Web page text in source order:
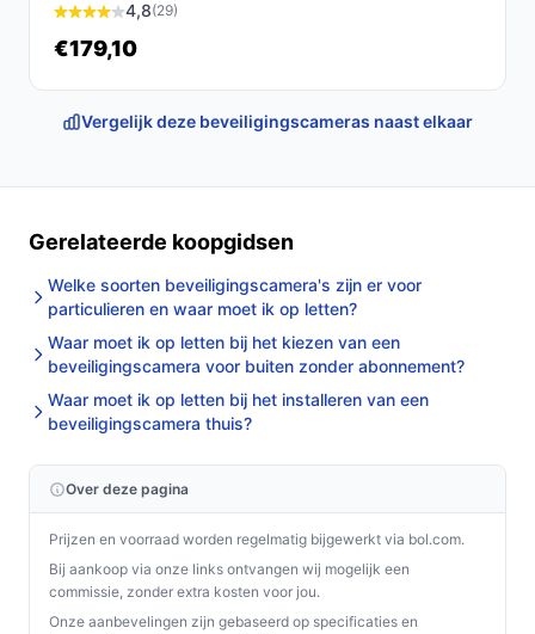
4,8(29)
€179,10
Vergelijk deze beveiligingscameras naast elkaar
Gerelateerde koopgidsen
Welke soorten beveiligingscamera's zijn er voor
particulieren en waar moet ik op letten?
Waar moet ik op letten bij het kiezen van een
beveiligingscamera voor buiten zonder abonnement?
Waar moet ik op letten bij het installeren van een
beveiligingscamera thuis?
Over deze pagina
Prijzen en voorraad worden regelmatig bijgewerkt via bol.com.
Bij aankoop via onze links ontvangen wij mogelijk een
commissie, zonder extra kosten voor jou.
Onze aanbevelingen zijn gebaseerd op specificaties en